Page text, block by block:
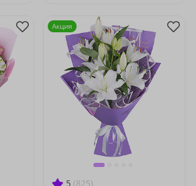
5 (825)
Акция